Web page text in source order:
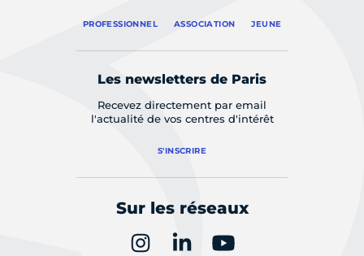
PROFESSIONNEL ASSOCIATION JEUNE
Les newsletters de Paris
Recevez directement par email
l'actualité de vos centres d'intérêt
S'INSCRIRE
Sur les réseaux